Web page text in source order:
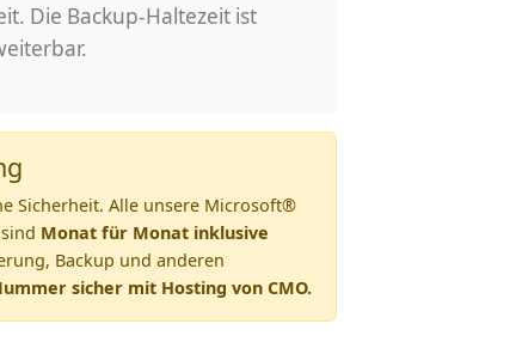
Die Backup-Haltezeit ist
Sicherheit. Alle unsere Microsoft®
Monat für Monat inklusive
Backup und anderen
sicher mit Hosting von CMO.